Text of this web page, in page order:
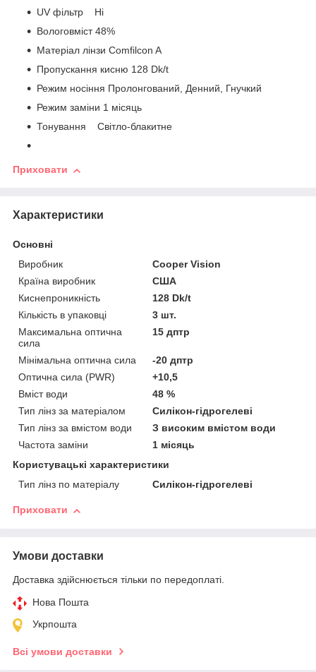
UV фільтр Ні
Вологовміст 48%
Матеріал лінзи Comfilcon A
Пропускання кисню 128 Dk/t
Режим носіння Пролонгований, Денний, Гнучкий
Режим заміни 1 місяць
Тонування Світло-блакитне
Приховати
Характеристики
Основні
Виробник
Cooper Vision
Країна виробник
США
Киснепроникність
128 Dk/t
Кількість в упаковці
3 шт.
Максимальна оптична
сила
15 дптр
Мінімальна оптична сила
-20 дптр
Оптична сила (PWR)
+10,5
Вміст води
48 %
Тип лінз за матеріалом
Силікон-гідрогелеві
Тип лінз за вмістом води
З високим вмістом води
Частота заміни
1 місяць
Користувацькі характеристики
Тип лінз по матеріалу
Силікон-гідрогелеві
Приховати
Умови доставки
Доставка здійснюється тільки по передоплаті.
Нова Пошта
Укрпошта
Всі умови доставки